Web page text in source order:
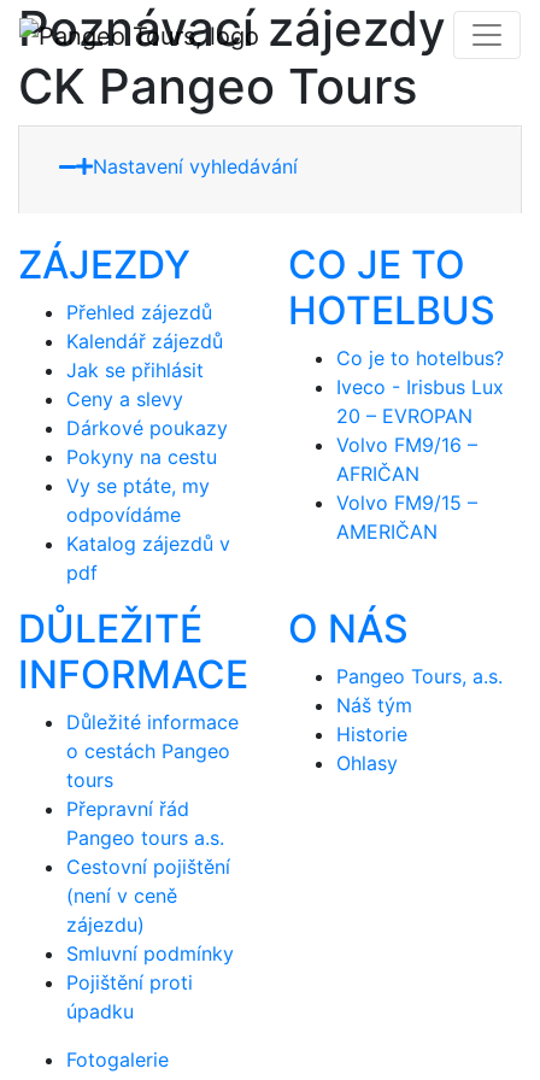
Poznávací zájezdy
CK Pangeo Tours
Nastavení vyhledávání
ZÁJEZDY
Přehled zájezdů
Kalendář zájezdů
Jak se přihlásit
Ceny a slevy
Dárkové poukazy
Pokyny na cestu
Vy se ptáte, my
odpovídáme
Katalog zájezdů v
pdf
CO JE TO
HOTELBUS
Co je to hotelbus?
Iveco - Irisbus Lux
20 – EVROPAN
Volvo FM9/16 –
AFRIČAN
Volvo FM9/15 –
AMERIČAN
DŮLEŽITÉ
INFORMACE
Důležité informace
o cestách Pangeo
tours
Přepravní řád
Pangeo tours a.s.
Cestovní pojištění
(není v ceně
zájezdu)
Smluvní podmínky
Pojištění proti
úpadku
O NÁS
Pangeo Tours, a.s.
Náš tým
Historie
Ohlasy
Fotogalerie